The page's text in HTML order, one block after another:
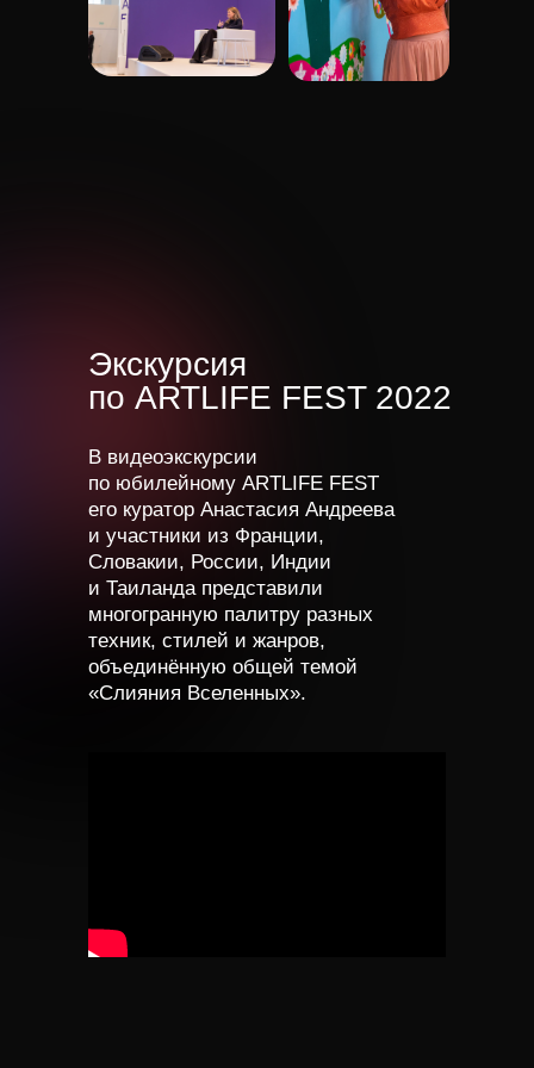
Экскурсия
по ARTLIFE FEST 2022
В видеоэкскурсии
по юбилейному ARTLIFE FEST
его куратор Анастасия Андреева
и участники из Франции,
Словакии, России, Индии
и Таиланда представили
многогранную палитру разных
техник, стилей и жанров,
объединённую общей темой
«Слияния Вселенных».